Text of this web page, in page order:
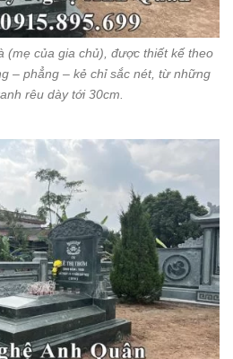
(mẹ của gia chủ), được thiết kế theo
– phẳng – kẻ chỉ sắc nét, từ những
rêu dày tới 30cm.